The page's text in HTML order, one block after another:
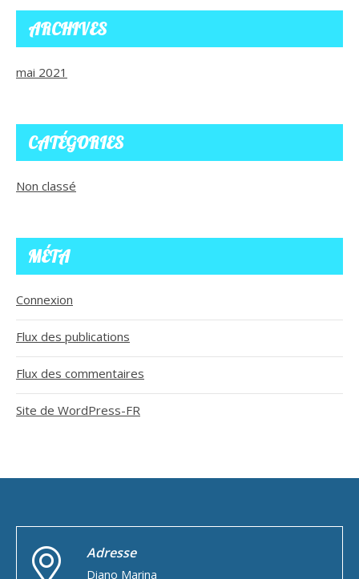
ARCHIVES
mai 2021
CATÉGORIES
Non classé
MÉTA
Connexion
Flux des publications
Flux des commentaires
Site de WordPress-FR
Adresse
Diano Marina